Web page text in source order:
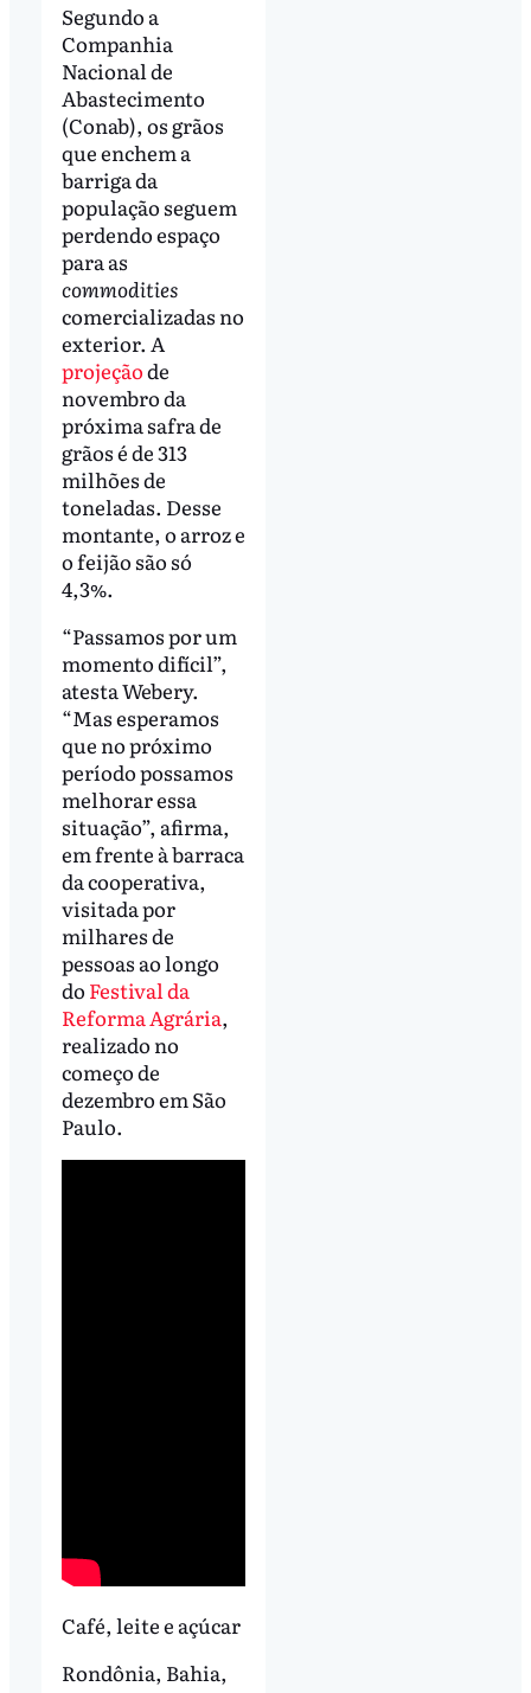
Segundo a
Companhia
Nacional de
Abastecimento
(Conab), os grãos
que enchem a
barriga da
população seguem
perdendo espaço
para as
commodities
comercializadas no
exterior. A
projeçãode
novembro da
próxima safra de
grãos é de 313
milhões de
toneladas. Desse
montante, o arroz e
o feijão são só
4,3%.
“Passamos por um
momento difícil”,
atesta Webery.
“Mas esperamos
que no próximo
período possamos
melhorar essa
situação”, afirma,
em frente à barraca
da cooperativa,
visitada por
milhares de
pessoas ao longo
do Festival da
Reforma Agrária,
realizado no
começo de
dezembro em São
Paulo.
Café, leite e açúcar
Rondônia, Bahia,